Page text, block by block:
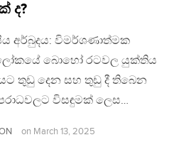
ද?
අර්බුදය: විමර්ශණාත්මක
බොහෝ රටවල යුක්තිය
තුඩු දෙන සහ තුඩු දී තිබෙන
විසඳුමක් ලෙස…
on March 13, 2025